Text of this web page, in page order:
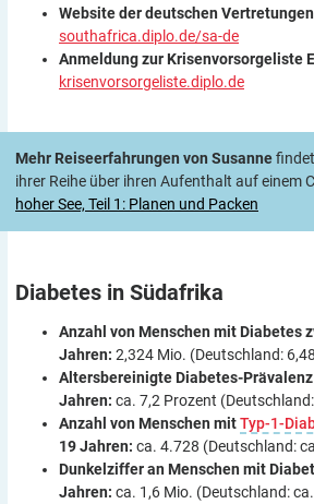
Website der deutschen
southafrica.diplo.de/sa-de
Anmeldung zur Krisenvorsorgeliste
krisenvorsorgeliste.diplo.de
Mehr Reiseerfahrungen von Susanne
ihrer Reihe über ihren Aufenthalt auf einem
hoher See, Teil 1: Planen und Packen
Diabetes in Südafrika
Anzahl von Menschen mit Diabetes
Jahren: 2,324 Mio. (Deutschland:
Altersbereinigte Diabetes-
Jahren: ca. 7,2 Prozent
Anzahl von Menschen mitTyp-1-
19 Jahren: ca. 4.728 (Deutschland:
Dunkelziffer an Menschen mit
Jahren: ca. 1,6 Mio. (Deutschland: